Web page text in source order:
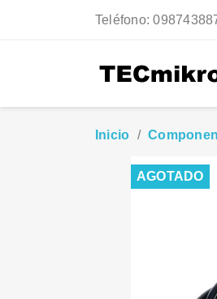
Teléfono:
Inicio
AGOTADO